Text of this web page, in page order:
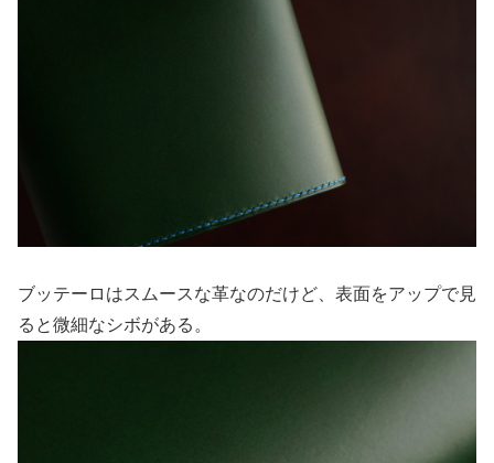
ブッテーロはスムースな革なのだけど、表面をアップで見
ると微細なシボがある。